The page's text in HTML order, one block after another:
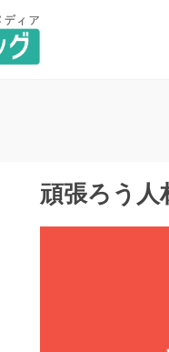
の一歩先を
頑張ろう人